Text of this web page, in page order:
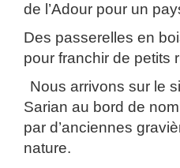
de l’Adour pour un
Des passerelles en
pour franchir de petits
Nous arrivons sur le
Sarian au bord de
par d’anciennes
nature.